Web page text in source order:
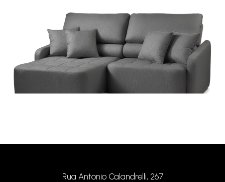
Rua Antonio Calandrelli, 267